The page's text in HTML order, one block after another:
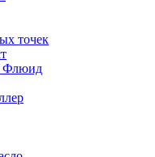
точек
Флюид